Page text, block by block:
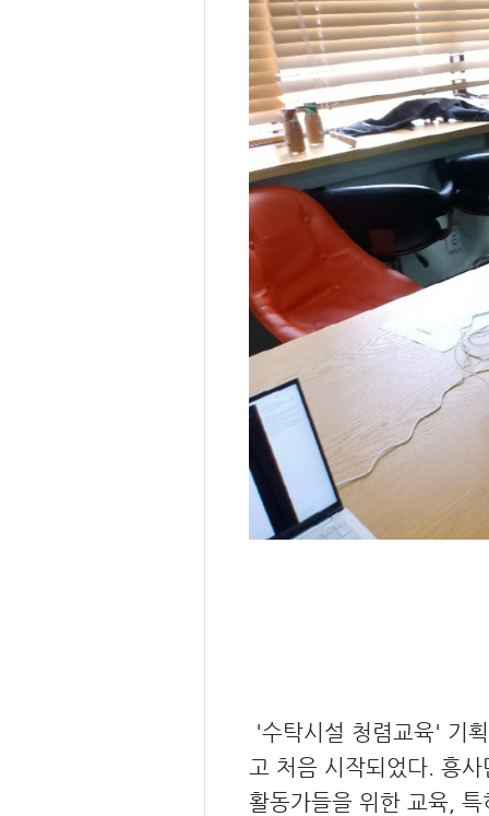
'수탁시설 청렴교육' 기
고 처음 시작되었다. 흥
활동가들을 위한 교육,